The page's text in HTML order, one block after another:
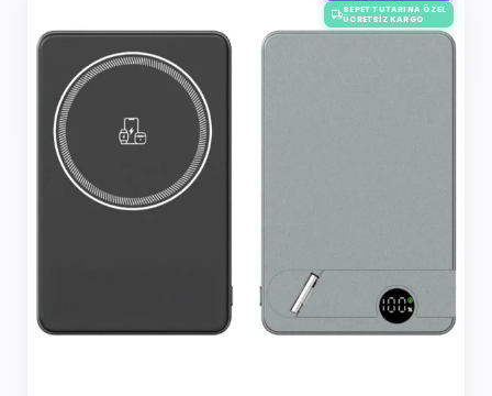
SEPET TUTARINA ÖZEL
ÜCRETSIZ KARGO